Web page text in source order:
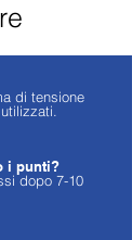
di tensione
i punti?
dopo 7-10